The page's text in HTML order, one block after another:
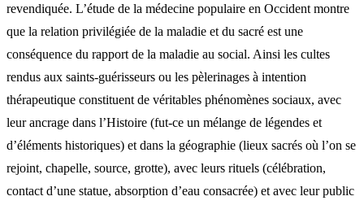
revendiquée. L’étude de la médecine populaire en Occident montre
que la relation privilégiée de la maladie et du sacré est une
conséquence du rapport de la maladie au social. Ainsi les cultes
rendus aux saints-guérisseurs ou les pèlerinages à intention
thérapeutique constituent de véritables phénomènes sociaux, avec
leur ancrage dans l’Histoire (fut-ce un mélange de légendes et
d’éléments historiques) et dans la géographie (lieux sacrés où l’on se
rejoint, chapelle, source, grotte), avec leurs rituels (célébration,
contact d’une statue, absorption d’eau consacrée) et avec leur public